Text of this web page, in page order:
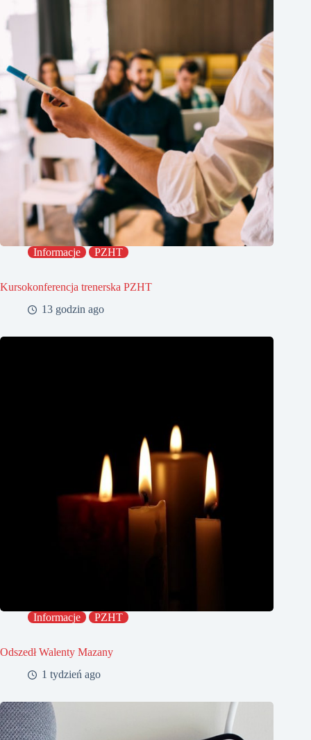
Informacje PZHT
Kursokonferencja trenerska PZHT
13 godzin ago
Informacje PZHT
Odszedł Walenty Mazany
1 tydzień ago